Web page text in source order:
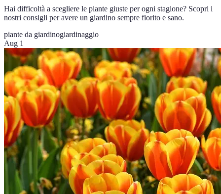
Hai difficoltà a scegliere le piante giuste per ogni stagione? Scopri i
nostri consigli per avere un giardino sempre fiorito e sano.
piante da giardinogiardinaggio
Aug 1